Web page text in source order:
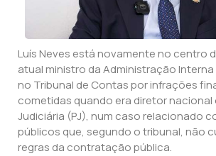
Luís Neves está novamente no centro
atual ministro da Administração
no Tribunal de Contas por infrações
cometidas quando era diretor nacional
Judiciária (PJ), num caso relacionado
públicos que, segundo o tribunal, não
regras da contratação pública.